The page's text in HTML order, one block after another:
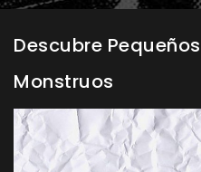
Descubre
Monstruos